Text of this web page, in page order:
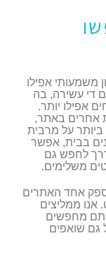
משמעותי אפילו
די עשירה, בה
אפילו יותר.
אחרים באתר,
על מרבית
בבית, אפשר
לחפש גם
משלימים.
ספק אחד האתרים
אנו ממליצים
מחפשים
גם שואפים